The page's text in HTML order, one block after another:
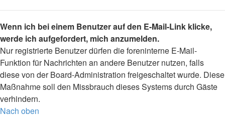
Wenn ich bei einem Benutzer auf den E-Mail-Link klicke,
werde ich aufgefordert, mich anzumelden.
Nur registrierte Benutzer dürfen die foreninterne E-Mail-
Funktion für Nachrichten an andere Benutzer nutzen, falls
diese von der Board-Administration freigeschaltet wurde. Diese
Maßnahme soll den Missbrauch dieses Systems durch Gäste
verhindern.
Nach oben